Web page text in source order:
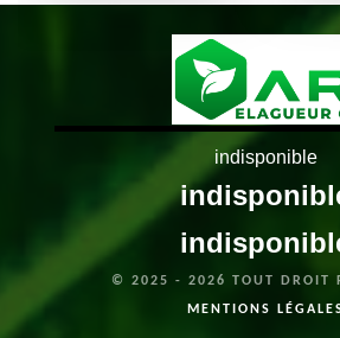
indisponible
© 2025 - 2026 TOUT DROIT
MENTIONS